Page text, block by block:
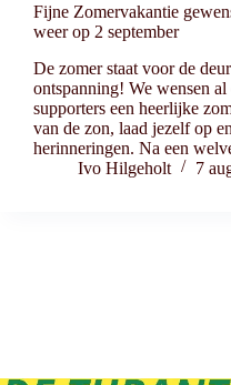
Fijne Zomervakantie
weer op 2 september
De zomer staat voor de
ontspanning! We wensen al
supporters een heerlijke
van de zon, laad jezelf op
herinneringen. Na een
Ivo Hilgeholt
7